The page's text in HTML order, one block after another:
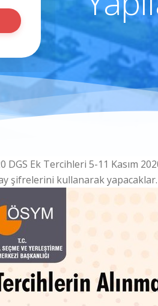
DGS Ek Tercihleri 5-11
şifrelerini kullanarak yapacaklar.